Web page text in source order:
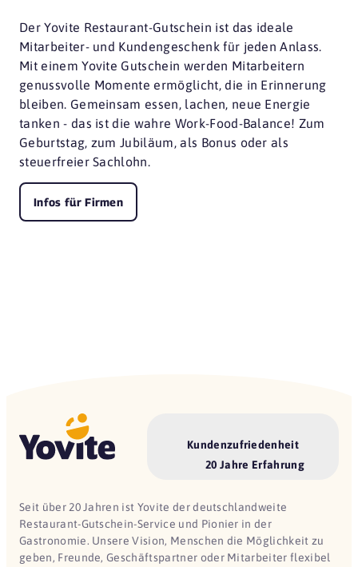
Der Yovite Restaurant-Gutschein ist das ideale
Mitarbeiter- und Kundengeschenk für jeden Anlass.
Mit einem Yovite Gutschein werden Mitarbeitern
genussvolle Momente ermöglicht, die in Erinnerung
bleiben. Gemeinsam essen, lachen, neue Energie
tanken - das ist die wahre Work-Food-Balance! Zum
Geburtstag, zum Jubiläum, als Bonus oder als
steuerfreier Sachlohn.
Infos für Firmen
Kundenzufriedenheit
20 Jahre Erfahrung
Seit über 20 Jahren ist Yovite der deutschlandweite
Restaurant-Gutschein-Service und Pionier in der
Gastronomie. Unsere Vision, Menschen die Möglichkeit zu
geben, Freunde, Geschäftspartner oder Mitarbeiter flexibel